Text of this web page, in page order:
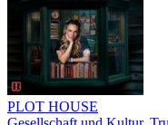
PLOT HOUSE